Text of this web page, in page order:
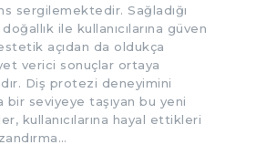
sergilemektedir. Sağladığı
ile kullanıcılarına güven
açıdan da oldukça
verici sonuçlar ortaya
Diş protezi deneyimini
bir seviyeye taşıyan bu yeni
kullanıcılarına hayal ettikleri